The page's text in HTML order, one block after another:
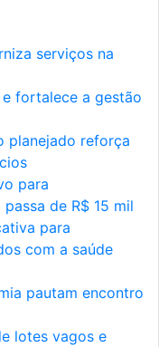
serviços na
fortalece a gestão
planejado reforça
para
de R$ 15 mil
para
com a saúde
pautam encontro
lotes vagos e